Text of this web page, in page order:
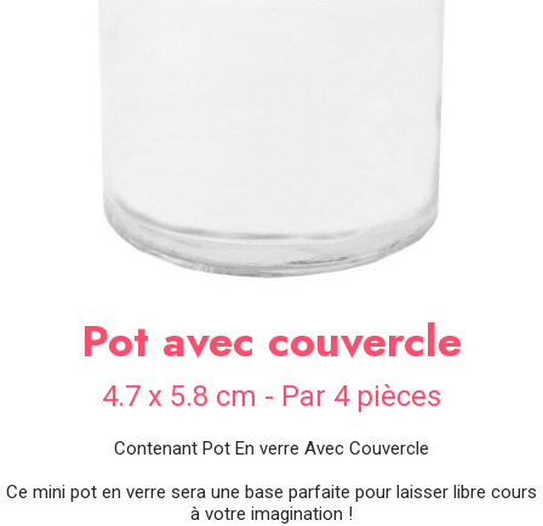
Pot avec couvercle
4.7 x 5.8 cm - Par 4 pièces
Contenant Pot En verre Avec Couvercle
Ce mini pot en verre sera une base parfaite pour laisser libre cours
à votre imagination !